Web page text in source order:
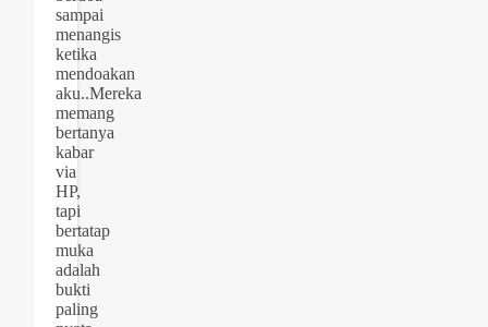
sampai
menangis
ketika
mendoakan
aku..Mereka
memang
bertanya
kabar
via
HP,
tapi
bertatap
muka
adalah
bukti
paling